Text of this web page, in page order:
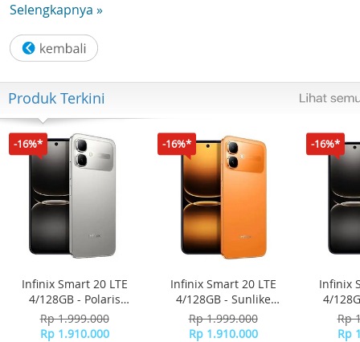
- Sport Watch
What's Inside Box:
1x Casio General MRW-200H-2B2VDF , 1x Manual Book, 1x
Machtwatch Warranty Card
Garansi Resmi 1 Tahun
Selengkapnya »
Produk Terkini
-16%*
Infinix Smart 20 LTE
4/128GB - Polaris
Titanium
Rp 1.999.000
Rp 1.910.000
-16%*
Infinix Smart 20 LTE
4/128GB - Sunlike
Orange
Rp 1.999.000
Rp 1.910.000
-16%*
Infinix
4/
Rp
Rp